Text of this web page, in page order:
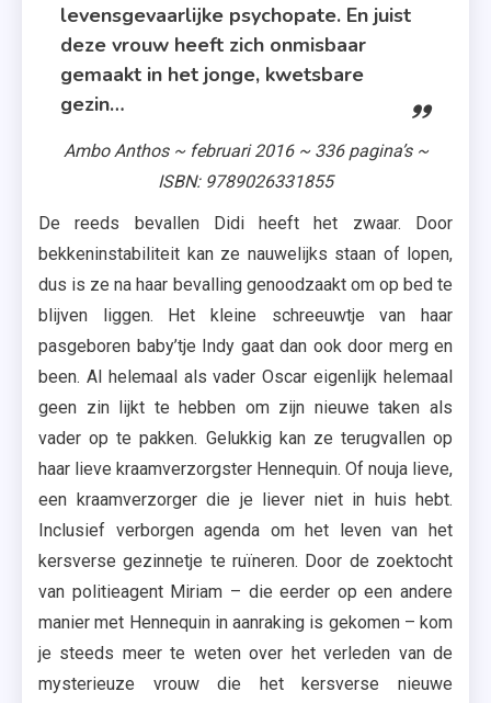
levensgevaarlijke psychopate. En juist
deze vrouw heeft zich onmisbaar
gemaakt in het jonge, kwetsbare
gezin…
Ambo Anthos ~ februari 2016 ~ 336 pagina’s ~
ISBN: 9789026331855
De reeds bevallen Didi heeft het zwaar. Door
bekkeninstabiliteit kan ze nauwelijks staan of lopen,
dus is ze na haar bevalling genoodzaakt om op bed te
blijven liggen. Het kleine schreeuwtje van haar
pasgeboren baby’tje Indy gaat dan ook door merg en
been. Al helemaal als vader Oscar eigenlijk helemaal
geen zin lijkt te hebben om zijn nieuwe taken als
vader op te pakken. Gelukkig kan ze terugvallen op
haar lieve kraamverzorgster Hennequin. Of nouja lieve,
een kraamverzorger die je liever niet in huis hebt.
Inclusief verborgen agenda om het leven van het
kersverse gezinnetje te ruïneren. Door de zoektocht
van politieagent Miriam – die eerder op een andere
manier met Hennequin in aanraking is gekomen – kom
je steeds meer te weten over het verleden van de
mysterieuze vrouw die het kersverse nieuwe